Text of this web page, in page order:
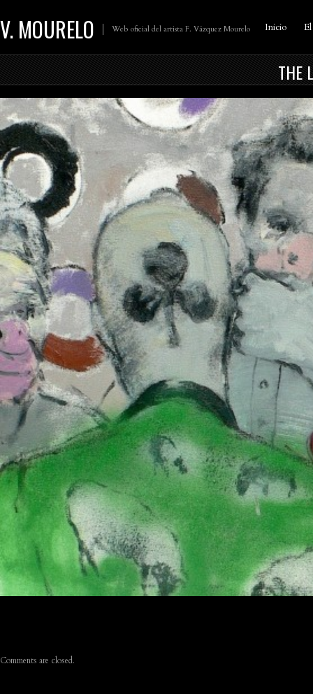
V. MOURELO Web oficial del artista F. Vázquez Mourelo Inicio
THE
Comments are closed.